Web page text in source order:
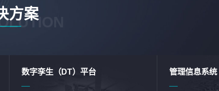
方案
数字孪生（DT）平台 管理信息系统